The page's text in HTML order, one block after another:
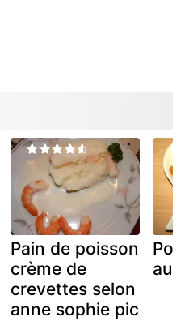
Pain de poisson
crème de
crevettes selon
anne sophie pic